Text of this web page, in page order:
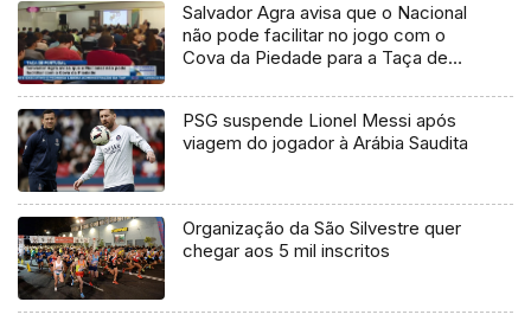
Salvador Agra avisa que o Nacional
não pode facilitar no jogo com o
Cova da Piedade para a Taça de
PSG suspende Lionel Messi após
viagem do jogador à Arábia Saudita
Organização da São Silvestre quer
chegar aos 5 mil inscritos